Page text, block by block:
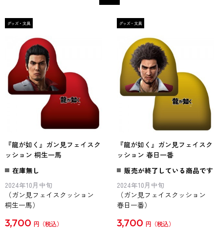
『龍が如く』ガン見フェイスク
ッション 桐生一馬
在庫無し
2024年10月中旬
（ガン見フェイスクッション
桐生一馬）
3,700 円
『龍が如く』ガン見フェイスク
ッション 春日一番
販売が終了している商品です
2024年10月中旬
（ガン見フェイスクッション
春日一番）
3,700 円